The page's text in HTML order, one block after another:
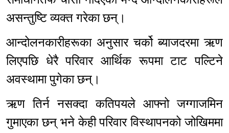
असन्तुष्टि व्यक्त गरेका छन्।
आन्दोलनकारीहरूका अनुसार चर्को ब्याजदरमा ऋण
लिएपछि धेरै परिवार आर्थिक रूपमा टाट पल्टिने
अवस्थामा पुगेका छन्।
ऋण तिर्न नसक्दा कतिपयले आफ्नो जग्गाजमिन
गुमाएका छन् भने केही परिवार विस्थापनको जोखिममा